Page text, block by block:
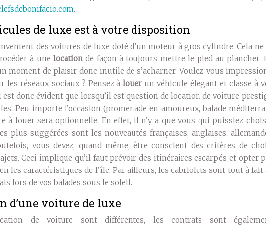
.
de luxe est à votre disposition
des voitures de luxe doté d’un moteur à gros cylindre. Cela
à une locationde façon à toujours mettre le pied au plancher.
moment de plaisir donc inutile de s’acharner. Voulez-vous
les réseaux sociaux ? Pensez àlouer un véhicule élégant et classe à
est donc évident que lorsqu’il est question de location de voiture
Peu importe l’occasion (promenade en amoureux, balade
à louer sera optionnelle. En effet, il n’y a que vous qui puissiez
plus suggérées sont les nouveautés françaises, anglaises,
vous devez, quand même, être conscient des critères de
Ceci implique qu’il faut prévoir des itinéraires escarpés et opter
les caractéristiques de l’île. Par ailleurs, les cabriolets sont tout à fait
lors de vos balades sous le soleil.
d’une voiture de luxe
de voiture sont différentes, les contrats sont